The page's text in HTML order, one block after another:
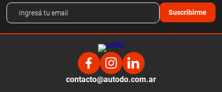
Suscribirme
contacto@autodo.com.ar